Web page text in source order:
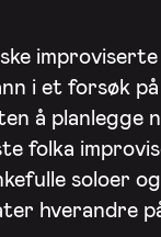
i et forsøk
å planlegge
folka
soloer
hverandre